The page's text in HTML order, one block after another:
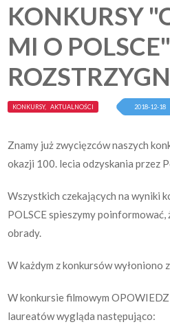
KONKURSY
MI O POLSCE"
KONKURSY, AKTUALNOŚCI 2018-12-18
Znamy już zwycięzców naszych
okazji 100. lecia odzyskania przez
Wszystkich czekających na wyniki
POLSCE spieszymy poinformować,
obrady.
W każdym z konkursów wyłoniono
W konkursie filmowym
laureatów wygląda następująco: